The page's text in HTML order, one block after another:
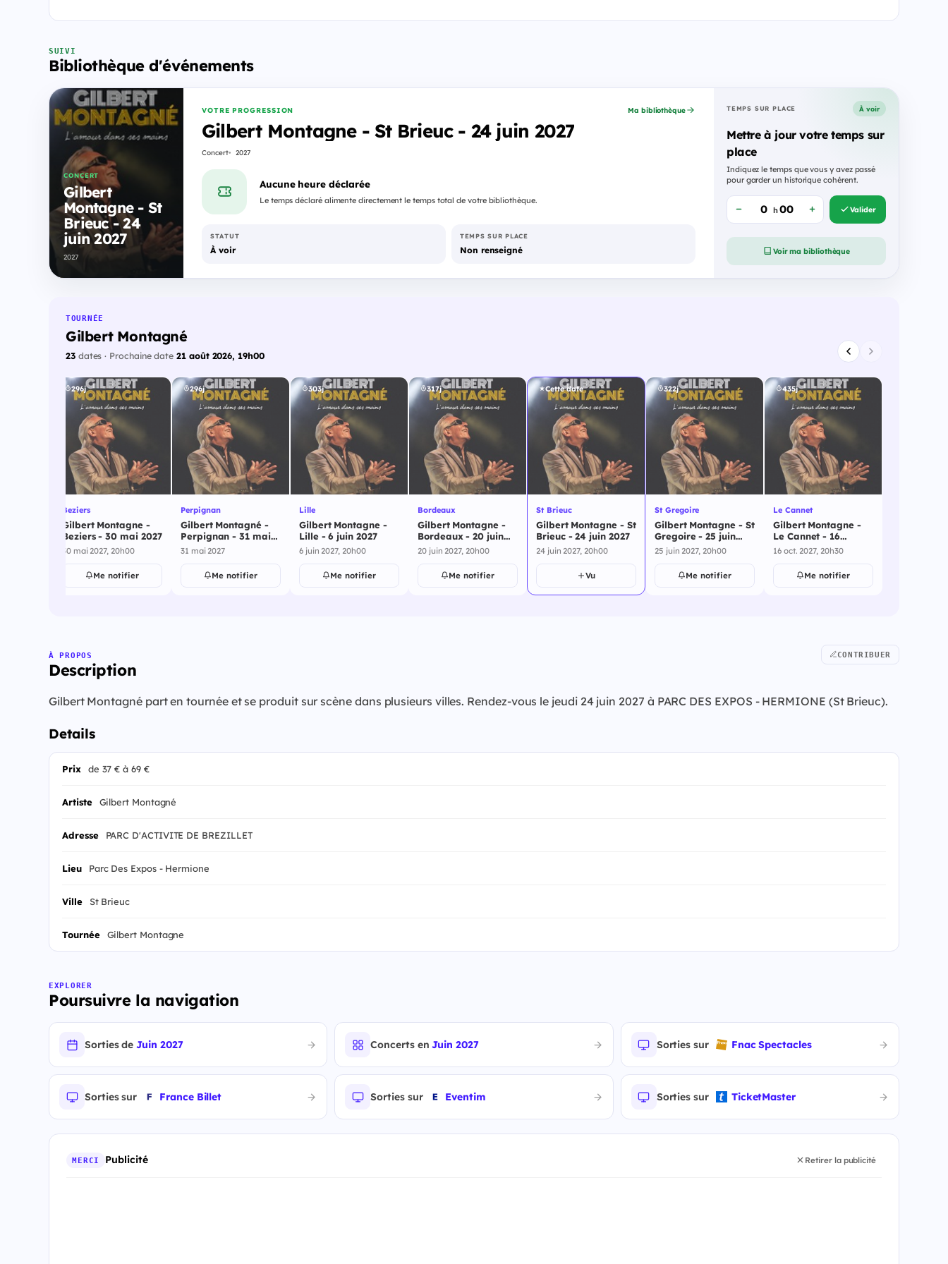
SUIVI
Bibliothèque d'événements
CONCERT
Gilbert
Montagne - St
Brieuc - 24
juin 2027
2027
VOTRE PROGRESSION
Gilbert Montagne - St Brieuc - 24 juin 2027
Concert 2027
Ma bibliothèque
Aucune heure déclarée
Le temps déclaré alimente directement le temps total de votre bibliothèque.
STATUT
À voir
TEMPS SUR PLACE
Non renseigné
TEMPS SUR PLACE À voir
Mettre à jour votre temps sur
place
Indiquez le temps que vous y avez passé
pour garder un historique cohérent.
h Valider
Voir ma bibliothèque
TOURNÉE
Gilbert Montagné
23dates · Prochaine date21 août 2026, 19h00
296j
Beziers
Gilbert Montagne -
Beziers - 30 mai 2027
30 mai 2027, 20h00
Me notifier
296j
Perpignan
Gilbert Montagné -
Perpignan - 31 mai
2027
31 mai 2027
Me notifier
303j
Lille
Gilbert Montagne -
Lille - 6 juin 2027
6 juin 2027, 20h00
Me notifier
317j
Bordeaux
Gilbert Montagne -
Bordeaux - 20 juin
2027
20 juin 2027, 20h00
Me notifier
Cette date
St Brieuc
Gilbert Montagne - St
Brieuc - 24 juin 2027
24 juin 2027, 20h00
Vu
322j
St Gregoire
Gilbert Montagne - St
Gregoire - 25 juin
2027
25 juin 2027, 20h00
Me notifier
435j
Le Cannet
Gilbert Montagne -
Le Cannet - 16
octobre 2027
16 oct. 2027, 20h30
Me notifier
À PROPOS
Description
CONTRIBUER
Gilbert Montagné part en tournée et se produit sur scène dans plusieurs villes. Rendez-vous le jeudi 24 juin 2027 à PARC DES EXPOS - HERMIONE (St Brieuc).
Details
Prix de 37 € à 69 €
Artiste Gilbert Montagné
Adresse PARC D'ACTIVITE DE BREZILLET
Lieu Parc Des Expos - Hermione
Ville St Brieuc
Tournée Gilbert Montagne
EXPLORER
Poursuivre la navigation
Sorties deJuin 2027 Concerts enJuin 2027 Sorties sur Fnac Spectacles
Sorties sur France Billet Sorties sur Eventim Sorties sur TicketMaster
MERCI Publicité Retirer la publicité